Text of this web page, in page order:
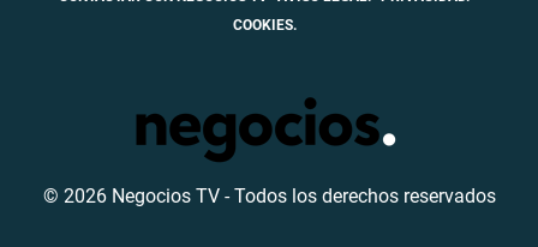
COOKIES.
© 2026 Negocios TV - Todos los derechos reservados